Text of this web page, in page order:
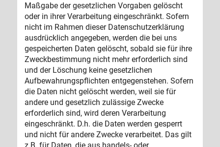
Maßgabe der gesetzlichen Vorgaben gelöscht
oder in ihrer Verarbeitung eingeschränkt. Sofern
nicht im Rahmen dieser Datenschutzerklärung
ausdrücklich angegeben, werden die bei uns
gespeicherten Daten gelöscht, sobald sie für ihre
Zweckbestimmung nicht mehr erforderlich sind
und der Löschung keine gesetzlichen
Aufbewahrungspflichten entgegenstehen. Sofern
die Daten nicht gelöscht werden, weil sie für
andere und gesetzlich zulässige Zwecke
erforderlich sind, wird deren Verarbeitung
eingeschränkt. D.h. die Daten werden gesperrt
und nicht für andere Zwecke verarbeitet. Das gilt